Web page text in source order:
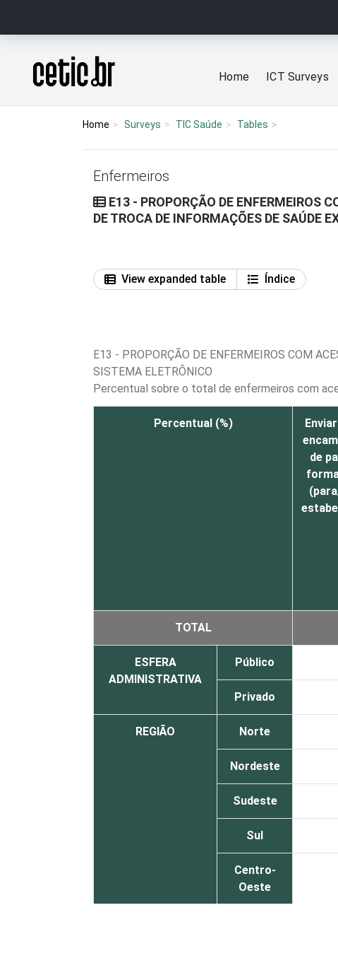
Página inicial
Home ICT Surveys
Home Surveys TIC Saúde Tables
Enfermeiros
E13 - PROPORÇÃO DE ENFERMEIROS
DE TROCA DE INFORMAÇÕES DE SAÚDE
View expanded table
Índice
E13 - PROPORÇÃO DE ENFERMEIROS COM
SISTEMA ELETRÔNICO
Percentual sobre o total de enfermeiros com
Percentual (%)
de
TOTAL
ESFERA
ADMINISTRATIVA
Público
Privado
REGIÃO Norte
Nordeste
Sudeste
Sul
Centro-
Oeste